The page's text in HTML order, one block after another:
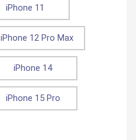
iPhone 11
iPhone 12 Pro Max
iPhone 14
iPhone 15 Pro